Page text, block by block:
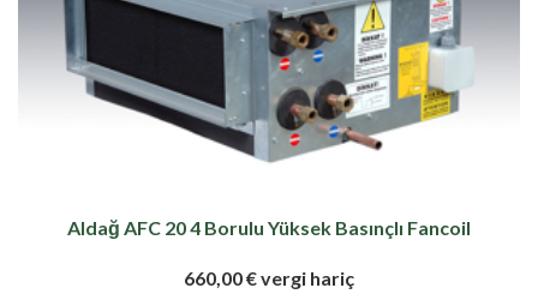
Aldağ AFC 20 4 Borulu Yüksek Basınçlı Fancoil
660,00 € vergi hariç